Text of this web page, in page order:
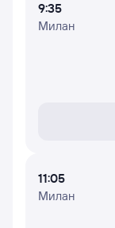
9:35
Милан
11:05
Милан